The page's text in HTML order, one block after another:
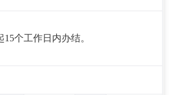
15个工作日内办结。